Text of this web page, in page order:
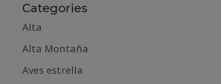
Categories
Alta
Alta Montaña
Aves estrella